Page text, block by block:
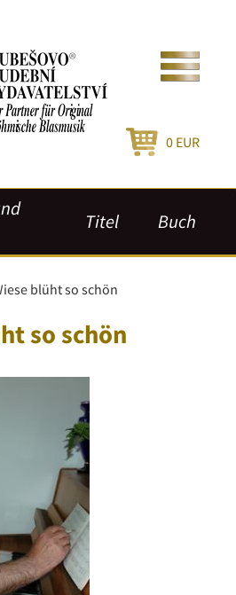
0 EUR
Titel Buch
blüht so schön
so schön